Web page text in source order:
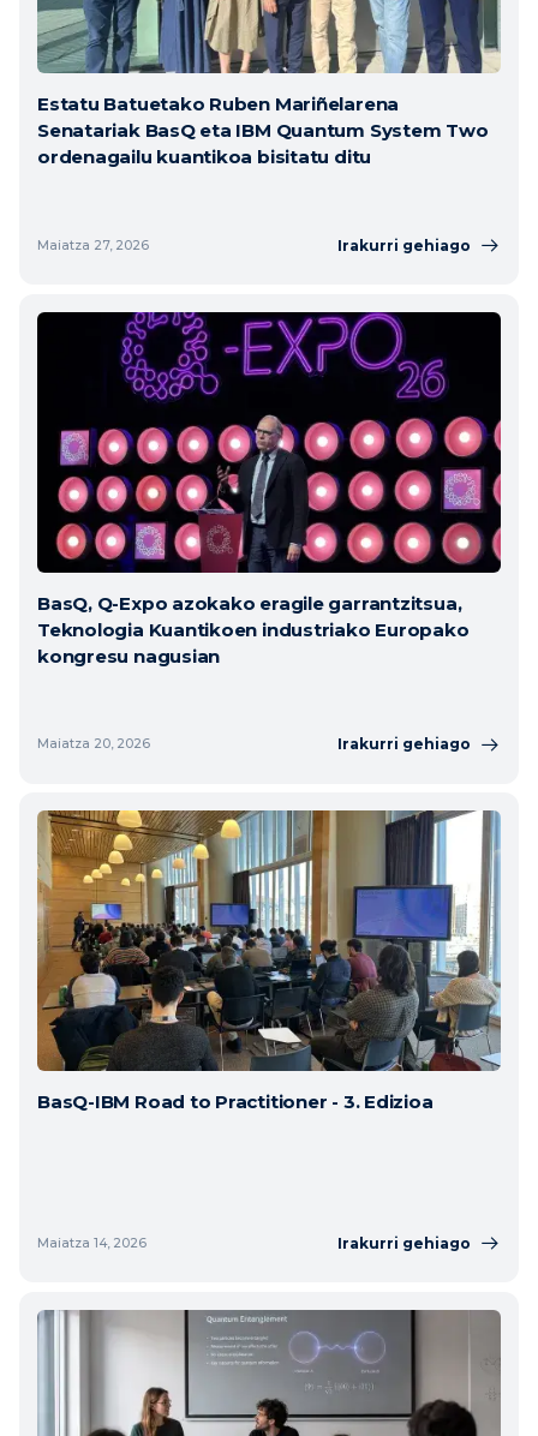
Estatu Batuetako Ruben Mariñelarena
Senatariak BasQ eta IBM Quantum System Two
ordenagailu kuantikoa bisitatu ditu
Maiatza 27, 2026 Irakurri gehiago
BasQ, Q-Expo azokako eragile garrantzitsua,
Teknologia Kuantikoen industriako Europako
kongresu nagusian
Maiatza 20, 2026 Irakurri gehiago
BasQ-IBM Road to Practitioner - 3. Edizioa
Maiatza 14, 2026 Irakurri gehiago